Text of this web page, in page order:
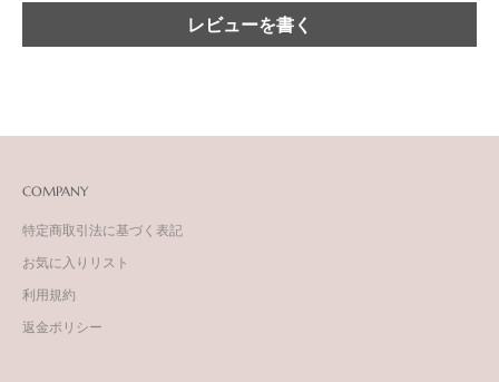
レビューを書く
COMPANY
特定商取引法に基づく表記
お気に入りリスト
利用規約
返金ポリシー